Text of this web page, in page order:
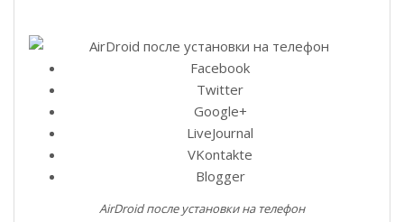
Facebook
Twitter
Google+
LiveJournal
VKontakte
Blogger
AirDroid после установки на телефон